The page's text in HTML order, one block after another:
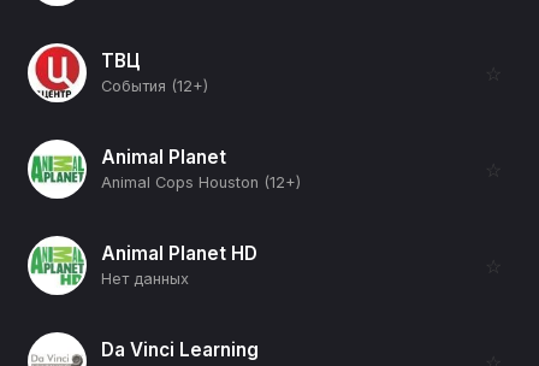
ТВЦ
События (12+)
☆
Animal Planet
Animal Cops Houston (12+)
☆
Animal Planet HD
Нет данных
☆
Da Vinci Learning